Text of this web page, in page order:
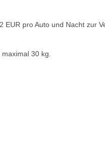
pro Auto und Nacht zur
30 kg.